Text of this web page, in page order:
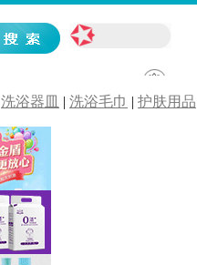
洗浴器皿 | 洗浴毛巾 | 护肤用品